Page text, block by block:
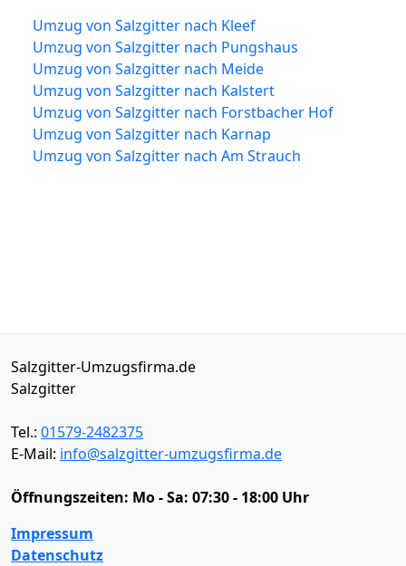
Umzug von Salzgitter nach Kleef
Umzug von Salzgitter nach Pungshaus
Umzug von Salzgitter nach Meide
Umzug von Salzgitter nach Kalstert
Umzug von Salzgitter nach Forstbacher Hof
Umzug von Salzgitter nach Karnap
Umzug von Salzgitter nach Am Strauch
Salzgitter-Umzugsfirma.de
Salzgitter
Tel.: 01579-2482375
E-Mail: info@salzgitter-umzugsfirma.de
Öffnungszeiten: Mo - Sa: 07:30 - 18:00 Uhr
Impressum
Datenschutz